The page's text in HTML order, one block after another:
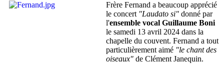
Frère Fernand a beaucoup apprécié
le concert "Laudato si" donné par
l'ensemble vocal Guillaume Boni
le samedi 13 avril 2024 dans la
chapelle du couvent. Fernand a tout
particulièrement aimé "le chant des
oiseaux" de Clément Janequin.